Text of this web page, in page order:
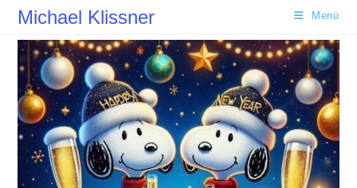
Zum
springen
Michael Klissner Menü